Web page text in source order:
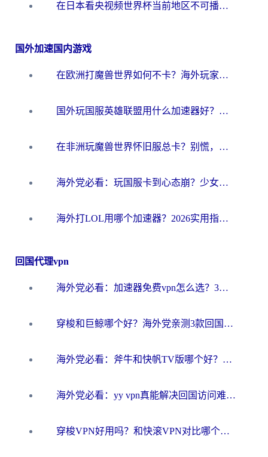
在日本看央视频世界杯当前地区不可播放？海外党体育观赛终极指南
国外加速国内游戏
在欧洲打魔兽世界如何不卡？海外玩家的国服游戏加速终极攻略
国外玩国服英雄联盟用什么加速器好？海外党亲测有效的国服游戏加速指南
在非洲玩魔兽世界怀旧服总卡？别慌，这份指南帮你丝滑开荒
海外党必看：玩国服卡到心态崩？少女前线云图计划加速器免费推荐+碧蓝航线足球世界流畅攻略
海外打LOL用哪个加速器？2026实用指南：从延迟到设备适配，一篇解决你的国服游戏痛点
回国代理vpn
海外党必看：加速器免费vpn怎么选？3步教你无缝访问国内资源
穿梭和巨鲸哪个好？海外党亲测3款回国加速器，教你避开90%的坑
海外党必看：斧牛和快帆TV版哪个好？3分钟选对回国加速器，无缝刷B站、追热剧
海外党必看：yy vpn真能解决回国访问难题？附云极initap测评+免费方案对比
穿梭VPN好用吗？和快滚VPN对比哪个回国效果更好？海外党选回国加速器必看指南